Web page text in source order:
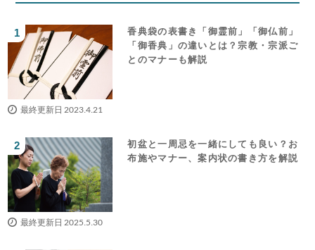
香典袋の表書き「御霊前」「御仏前」
「御香典」の違いとは？宗教・宗派ご
とのマナーも解説
最終更新日 2023.4.21
初盆と一周忌を一緒にしても良い？お
布施やマナー、案内状の書き方を解説
最終更新日 2025.5.30